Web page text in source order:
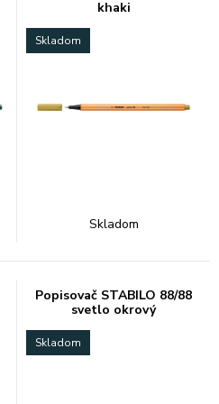
khaki
Skladom
Skladom
Popisovač STABILO 88/88
svetlo okrový
Skladom